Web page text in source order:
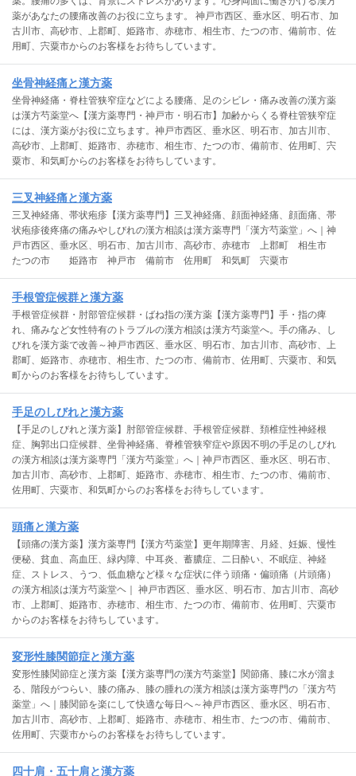
薬があなたの腰痛改善のお役に立ちます。 神戸市西区、垂水区、明石市、加
古川市、高砂市、上郡町、姫路市、赤穂市、相生市、たつの市、備前市、佐
用町、宍粟市からのお客様をお待ちしています。
坐骨神経痛と漢方薬
坐骨神経痛・脊柱管狭窄症などによる腰痛、足のシビレ・痛み改善の漢方薬
は漢方芍薬堂へ【漢方薬専門・神戸市・明石市】加齢からくる脊柱管狭窄症
には、漢方薬がお役に立ちます。神戸市西区、垂水区、明石市、加古川市、
高砂市、上郡町、姫路市、赤穂市、相生市、たつの市、備前市、佐用町、宍
粟市、和気町からのお客様をお待ちしています。
三叉神経痛と漢方薬
三叉神経痛、帯状疱疹【漢方薬専門】三叉神経痛、顔面神経痛、顔面痛、帯
状疱疹後疼痛の痛みやしびれの漢方相談は漢方薬専門「漢方芍薬堂」へ｜神
戸市西区、垂水区、明石市、加古川市、高砂市、赤穂市 上郡町 相生市
たつの市 姫路市 神戸市 備前市 佐用町 和気町 宍粟市
手根管症候群と漢方薬
手根管症候群・肘部管症候群・ばね指の漢方薬【漢方薬専門】手・指の痺
れ、痛みなど女性特有のトラブルの漢方相談は漢方芍薬堂へ。手の痛み、し
びれを漢方薬で改善～神戸市西区、垂水区、明石市、加古川市、高砂市、上
郡町、姫路市、赤穂市、相生市、たつの市、備前市、佐用町、宍粟市、和気
町からのお客様をお待ちしています。
手足のしびれと漢方薬
【手足のしびれと漢方薬】肘部管症候群、手根管症候群、頚椎症性神経根
症、胸郭出口症候群、坐骨神経痛、脊椎管狭窄症や原因不明の手足のしびれ
の漢方相談は漢方薬専門「漢方芍薬堂」へ｜神戸市西区、垂水区、明石市、
加古川市、高砂市、上郡町、姫路市、赤穂市、相生市、たつの市、備前市、
佐用町、宍粟市、和気町からのお客様をお待ちしています。
頭痛と漢方薬
【頭痛の漢方薬】漢方薬専門【漢方芍薬堂】更年期障害、月経、妊娠、慢性
便秘、貧血、高血圧、緑内障、中耳炎、蓄膿症、二日酔い、不眠症、神経
症、ストレス、うつ、低血糖など様々な症状に伴う頭痛・偏頭痛（片頭痛）
の漢方相談は漢方芍薬堂ヘ｜ 神戸市西区、垂水区、明石市、加古川市、高砂
市、上郡町、姫路市、赤穂市、相生市、たつの市、備前市、佐用町、宍粟市
からのお客様をお待ちしています。
変形性膝関節症と漢方薬
変形性膝関節症と漢方薬【漢方薬専門の漢方芍薬堂】関節痛、膝に水が溜ま
る、階段がつらい、膝の痛み、膝の腫れの漢方相談は漢方薬専門の「漢方芍
薬堂」へ｜膝関節を楽にして快適な毎日へ～神戸市西区、垂水区、明石市、
加古川市、高砂市、上郡町、姫路市、赤穂市、相生市、たつの市、備前市、
佐用町、宍粟市からのお客様をお待ちしています。
四十肩・五十肩と漢方薬